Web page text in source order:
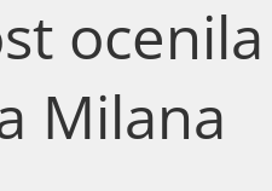
ocenila
Milana